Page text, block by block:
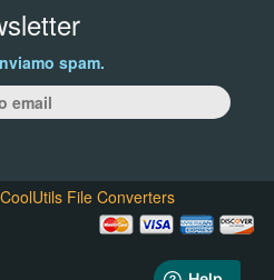
spam.
CoolUtils File Converters